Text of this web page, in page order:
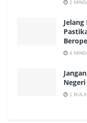
2
4
1